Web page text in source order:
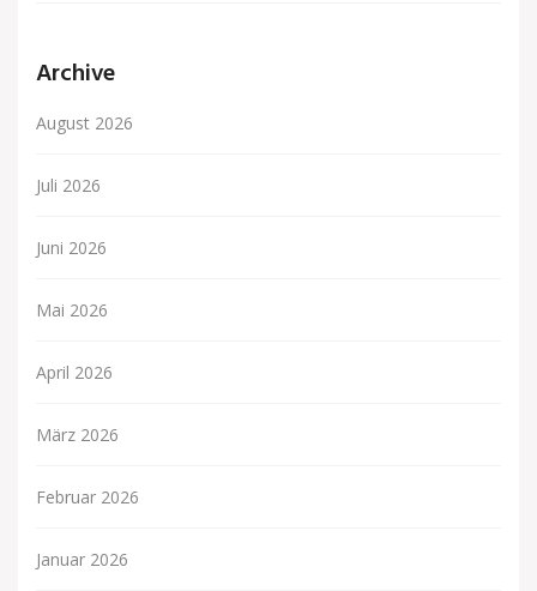
Archive
August 2026
Juli 2026
Juni 2026
Mai 2026
April 2026
März 2026
Februar 2026
Januar 2026